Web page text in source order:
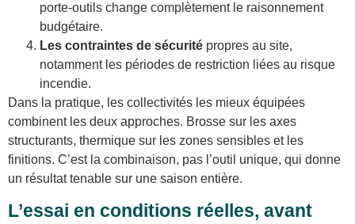
porte-outils change complètement le raisonnement
budgétaire.
Les contraintes de sécurité propres au site,
notamment les périodes de restriction liées au risque
incendie.
Dans la pratique, les collectivités les mieux équipées
combinent les deux approches. Brosse sur les axes
structurants, thermique sur les zones sensibles et les
finitions. C’est la combinaison, pas l’outil unique, qui donne
un résultat tenable sur une saison entière.
L’essai en conditions réelles, avant